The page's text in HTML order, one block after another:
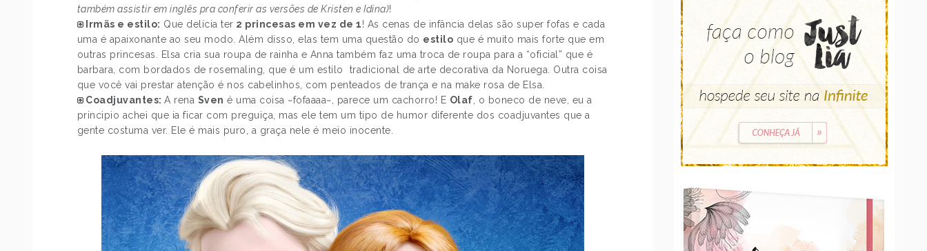
também assistir em inglês pra conferir as versões de Kristen e Idina)!
Irmãs e estilo: Que delícia ter 2 princesas em vez de 1! As cenas de infância delas são super fofas e cada
uma é apaixonante ao seu modo. Além disso, elas tem uma questão do estilo que é muito mais forte que em
outras princesas. Elsa cria sua roupa de rainha e Anna também faz uma troca de roupa para a “oficial” que é
barbara, com bordados de rosemaling, que é um estilo tradicional de arte decorativa da Noruega. Outra coisa
que você vai prestar atenção é nos cabelinhos, com penteados de trança e na make rosa de Elsa.
Coadjuvantes:A rena Sven é uma coisa ~fofaaaa~, parece um cachorro! E Olaf , o boneco de neve, eu a
principio achei que ia ficar com preguiça, mas ele tem um tipo de humor diferente dos coadjuvantes que a
gente costuma ver. Ele é mais puro, a graça nele é meio inocente.